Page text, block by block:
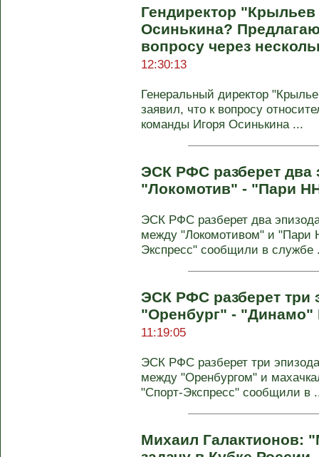
Гендиректор
Осинькина?
вопросу через
12:30:13
Генеральный директор
заявил, что к вопросу
команды Игоря Осинькина ...
ЭСК РФС разберет два
"Локомотив" - "Пари
ЭСК РФС разберет два
между "Локомотивом" и "Пари
Экспресс" сообщили в службе
ЭСК РФС разберет три
"Оренбург" - "Динамо"
11:19:05
ЭСК РФС разберет три
между "Оренбургом" и
"Спорт-Экспресс" сообщили в
Михаил Галактионов: